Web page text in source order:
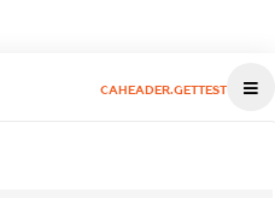
CAHEADER.GETTEST